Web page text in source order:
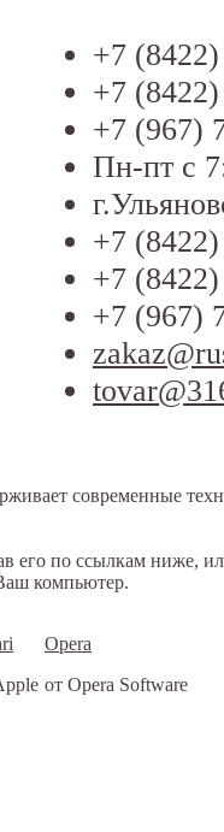
+7
+7
+7 (967)
Пн-пт с
+7
+7
+7 (967)
современные
его по ссылкам ниже,
компьютер.
Opera
от Opera Software